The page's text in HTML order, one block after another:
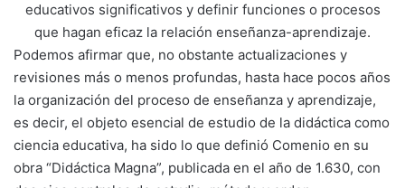
educativos significativos y definir funciones o procesos
que hagan eficaz la relación enseñanza-aprendizaje.
Podemos afirmar que, no obstante actualizaciones y
revisiones más o menos profundas, hasta hace pocos años
la organización del proceso de enseñanza y aprendizaje,
es decir, el objeto esencial de estudio de la didáctica como
ciencia educativa, ha sido lo que definió Comenio en su
obra “Didáctica Magna”, publicada en el año de 1.630, con